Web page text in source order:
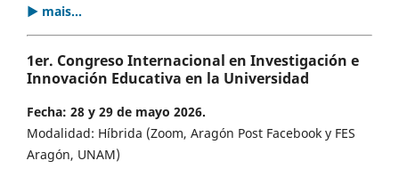
▶ mais...
1er. Congreso Internacional en Investigación e
Innovación Educativa en la Universidad
Fecha: 28 y 29 de mayo 2026.
Modalidad: Híbrida (Zoom, Aragón Post Facebook y FES
Aragón, UNAM)